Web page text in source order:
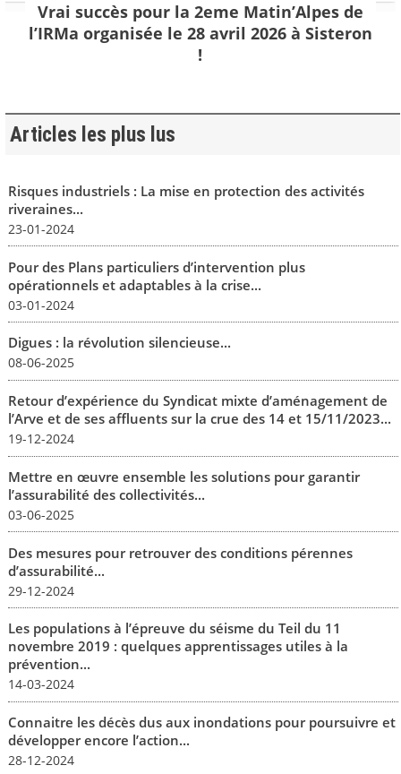
Vrai succès pour la 2eme Matin’Alpes de
l’IRMa organisée le 28 avril 2026 à Sisteron
!
Articles les plus lus
Risques industriels : La mise en protection des activités
riveraines...
23-01-2024
Pour des Plans particuliers d’intervention plus
opérationnels et adaptables à la crise...
03-01-2024
Digues : la révolution silencieuse...
08-06-2025
Retour d’expérience du Syndicat mixte d’aménagement de
l’Arve et de ses affluents sur la crue des 14 et 15/11/2023...
19-12-2024
Mettre en œuvre ensemble les solutions pour garantir
l’assurabilité des collectivités...
03-06-2025
Des mesures pour retrouver des conditions pérennes
d’assurabilité...
29-12-2024
Les populations à l’épreuve du séisme du Teil du 11
novembre 2019 : quelques apprentissages utiles à la
prévention...
14-03-2024
Connaitre les décès dus aux inondations pour poursuivre et
développer encore l’action...
28-12-2024